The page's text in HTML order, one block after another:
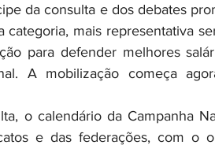
da consulta e dos debates
mais representativa
para defender melhores
A mobilização começa
e das federações, com o